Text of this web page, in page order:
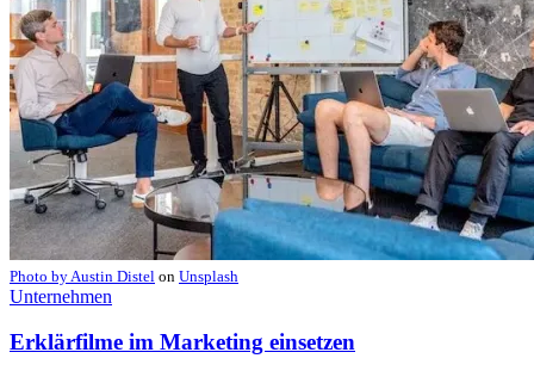
Photo by Austin Distel on Unsplash
Unternehmen
Erklärfilme im Marketing einsetzen